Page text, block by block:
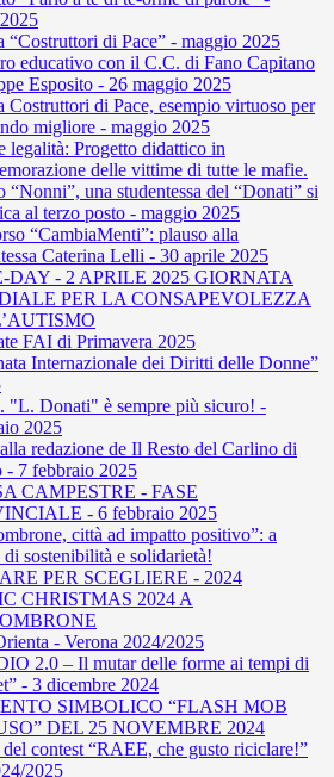
“Costruttori di Pace” - maggio 2025
educativo con il C.C. di Fano Capitano
Esposito - 26 maggio 2025
Costruttori di Pace, esempio virtuoso per
migliore - maggio 2025
legalità: Progetto didattico in
delle vittime di tutte le mafie.
“Nonni”, una studentessa del “Donati” si
al terzo posto - maggio 2025
“CambiaMenti”: plauso alla
Caterina Lelli - 30 aprile 2025
DAY - 2 APRILE 2025 GIORNATA
PER LA CONSAPEVOLEZZA
FAI di Primavera 2025
Internazionale dei Diritti delle Donne”
"L. Donati" è sempre più sicuro! -
2025
redazione de Il Resto del Carlino di
- 7 febbraio 2025
CAMPESTRE - FASE
- 6 febbraio 2025
città ad impatto positivo”: a
di sostenibilità e solidarietà!
PER SCEGLIERE - 2024
CHRISTMAS 2024 A
- Verona 2024/2025
2.0 – Il mutar delle forme ai tempi di
- 3 dicembre 2024
SIMBOLICO “FLASH MOB
DEL 25 NOVEMBRE 2024
contest “RAEE, che gusto riciclare!”
2025